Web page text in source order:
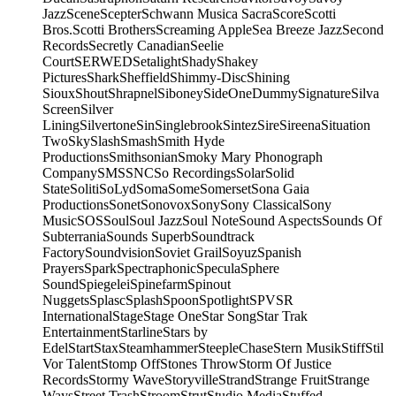
JazzSceneScepterSchwann Musica SacraScoreScotti
Bros.Scotti BrothersScreaming AppleSea Breeze JazzSecond
RecordsSecretly CanadianSeelie
CourtSERWEDSetalightShadyShakey
PicturesSharkSheffieldShimmy-DiscShining
SiouxShoutShrapnelSiboneySideOneDummySignatureSilva
ScreenSilver
LiningSilvertoneSinSinglebrookSintezSireSireenaSituation
TwoSkySlashSmashSmith Hyde
ProductionsSmithsonianSmoky Mary Phonograph
CompanySMSSNCSo RecordingsSolarSolid
StateSolitiSoLydSomaSomeSomersetSona Gaia
ProductionsSonetSonovoxSonySony ClassicalSony
MusicSOSSoulSoul JazzSoul NoteSound AspectsSounds Of
SubterraniaSounds SuperbSoundtrack
FactorySoundvisionSoviet GrailSoyuzSpanish
PrayersSparkSpectraphonicSpeculaSphere
SoundSpiegeleiSpinefarmSpinout
NuggetsSplascSplashSpoonSpotlightSPVSR
InternationalStageStage OneStar SongStar Trak
EntertainmentStarlineStars by
EdelStartStaxSteamhammerSteepleChaseStern MusikStiffStil
Vor TalentStomp OffStones ThrowStorm Of Justice
RecordsStormy WaveStoryvilleStrandStrange FruitStrange